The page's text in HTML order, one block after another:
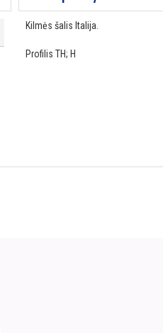
Kilmės šalis Italija.
Profilis TH; H